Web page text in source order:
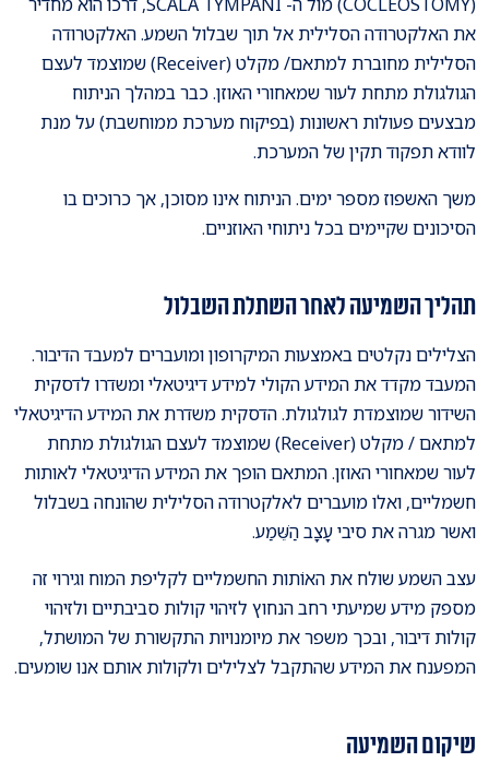
את האלקטרודה הסלילית אל תוך שבלול השמע. האלקטרודה
הסלילית מחוברת למתאם/ מקלט (Receiver) שמוצמד לעצם
הגולגולת מתחת לעור שמאחורי האוזן. כבר במהלך הניתוח
מבצעים פעולות ראשונות (בפיקוח מערכת ממוחשבת) על מנת
לוודא תפקוד תקין של המערכת.
משך האשפוז מספר ימים. הניתוח אינו מסוכן, אך כרוכים בו
הסיכונים שקיימים בכל ניתוחי האוזניים.
תהליך השמיעה לאחר השתלת השבלול
הצלילים נקלטים באמצעות המיקרופון ומועברים למעבד הדיבור.
המעבד מקדד את המידע הקולי למידע דיגיטאלי ומשדרו לדסקית
השידור שמוצמדת לגולגולת. הדסקית משדרת את המידע הדיגיטאלי
למתאם / מקלט (Receiver) שמוצמד לעצם הגולגולת מתחת
לעור שמאחורי האוזן. המתאם הופך את המידע הדיגיטאלי לאותות
חשמליים, ואלו מועברים לאלקטרודה הסלילית שהונחה בשבלול
ואשר מגרה את סיבי עָצָב הַשֵּׁמַע.
עצב השמע שולח את האוֹתות החשמליים לקליפת המוח וגירוי זה
מספק מידע שמיעתי רחב הנחוץ לזיהוי קולות סביבתיים ולזיהוי
קולות דיבור, ובכך משפר את מיומנויות התקשורת של המושתל,
המפענח את המידע שהתקבל לצלילים ולקולות אותם אנו שומעים.
שיקום השמיעה